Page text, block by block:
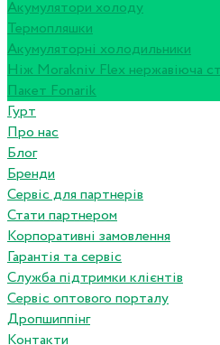
Акумулятори холоду
Термопляшки
Акумуляторні холодильники
Ніж Morakniv Flex нержавіюча
Пакет Fonarik
Гурт
Про нас
Блог
Бренди
Сервіс для партнерів
Стати партнером
Корпоративні замовлення
Гарантія та сервіс
Служба підтримки клієнтів
Сервіс оптового порталу
Дропшиппінг
Контакти